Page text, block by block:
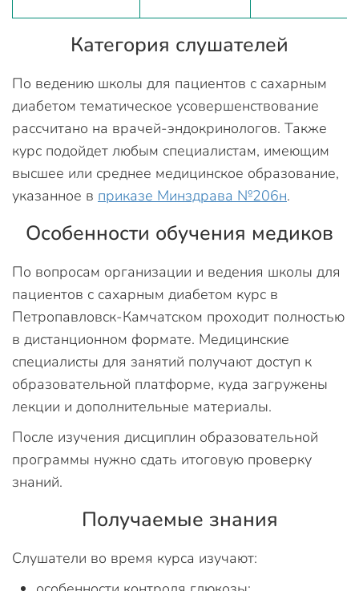
Категория слушателей
По ведению школы для пациентов с сахарным
диабетом тематическое усовершенствование
рассчитано на врачей-эндокринологов. Также
курс подойдет любым специалистам, имеющим
высшее или среднее медицинское образование,
указанное в приказе Минздрава №206н.
Особенности обучения медиков
По вопросам организации и ведения школы для
пациентов с сахарным диабетом курс в
Петропавловск-Камчатском проходит полностью
в дистанционном формате. Медицинские
специалисты для занятий получают доступ к
образовательной платформе, куда загружены
лекции и дополнительные материалы.
После изучения дисциплин образовательной
программы нужно сдать итоговую проверку
знаний.
Получаемые знания
Слушатели во время курса изучают: